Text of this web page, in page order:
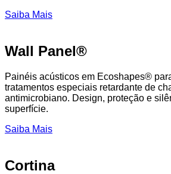
Saiba Mais
Wall Panel®
Painéis acústicos em Ecoshapes®
tratamentos especiais retardante de
antimicrobiano. Design, proteção e
superfície.
Saiba Mais
Cortina